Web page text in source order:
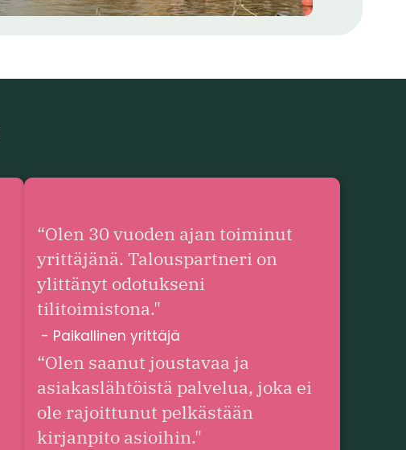
“Olen 30 vuoden ajan toiminut
yrittäjänä. Talouspartneri on
ylittänyt odotukseni
tilitoimistona."
- Paikallinen yrittäjä
“Olen saanut joustavaa ja
asiakaslähtöistä palvelua, joka ei
ole rajoittunut pelkästään
kirjanpito asioihin."